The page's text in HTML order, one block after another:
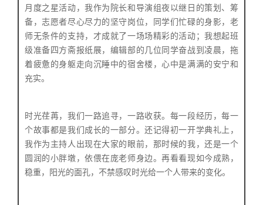
月度之星活动，我作为院长和导演组夜以继日的策划、筹
备，志愿者尽心尽力的坚守岗位，同学们忙碌的身影，老
师无条件的支持，才成就了一场场精彩的活动； 我想起班
级准备四方斋报纸展，编辑部的几位同学奋战到凌晨，拖
着疲惫的身躯走向沉睡中的宿舍楼，心中是满满的安宁和
充实。
时光荏苒，我们一路追寻，一路收获。每一段经历，每一
个故事都是我们成长的一部分。还记得初一开学典礼上，
我作为主持人出现在大家的眼前，那时候的我，还是一个
圆润的小胖墩，依偎在庞老师身边。再看看现如今成熟，
稳重，阳光的面孔，不禁感叹时光给一个人带来的变化。